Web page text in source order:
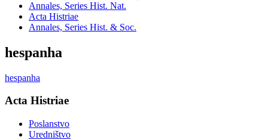
Annales, Series Hist. Nat.
Acta Histriae
Annales, Series Hist. & Soc.
hespanha
hespanha
Acta Histriae
Poslanstvo
Uredništvo